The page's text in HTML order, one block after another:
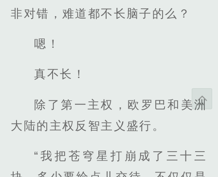
非对错，难道都不长脑子的么？
嗯！
真不长！
除了第一主权，欧罗巴和美洲
大陆的主权反智主义盛行。
“我把苍穹星打崩成了三十三